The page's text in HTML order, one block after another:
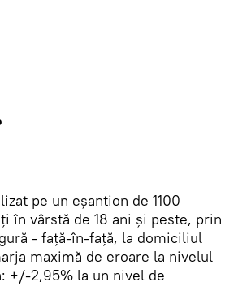
pe un eşantion de 1100
în vârstă de 18 ani şi peste, prin
- față-în-față, la domiciliul
maximă de eroare la nivelul
+/-2,95% la un nivel de